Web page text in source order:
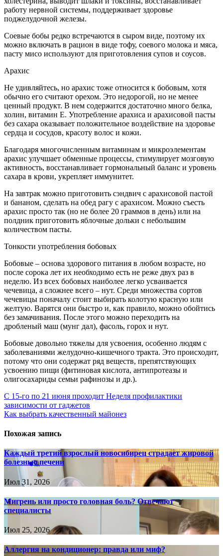
работу нервной системы, поддерживает здоровье
поджелудочной железы.
Соевые бобы редко встречаются в сыром виде, поэтому их
можно включать в рацион в виде тофу, соевого молока и мяса,
пасту мисо используют для приготовления супов и соусов.
Арахис
Не удивляйтесь, но арахис тоже относится к бобовым, хотя
обычно его считают орехом. Это недорогой, но не менее
ценный продукт. В нем содержится достаточно много белка,
холин, витамин Е. Употребление арахиса и арахисовой пасты
без сахара оказывает положительное воздействие на здоровье
сердца и сосудов, красоту волос и кожи.
Благодаря многочисленным витаминам и микроэлементам
арахис улучшает обменные процессы, стимулирует мозговую
активность, восстанавливает гормональный баланс и уровень
сахара в крови, укрепляет иммунитет.
На завтрак можно приготовить сэндвич с арахисовой пастой
и бананом, сделать на обед рагу с арахисом. Можно съесть
арахис просто так (но не более 20 граммов в день) или на
полдник приготовить яблочные дольки с небольшим
количеством пасты.
Тонкости употребления бобовых
Бобовые – основа здорового питания в любом возрасте, но
после сорока лет их необходимо есть не реже двух раз в
неделю. Из всех бобовых наиболее легко усваивается
чечевица, а сложнее всего – нут. Среди множества сортов
чечевицы поначалу стоит выбирать колотую красную или
желтую. Варятся они быстро и, как правило, можно обойтись
без замачивания. После этого можно переходить на
дробленый маш (мунг дал), фасоль, горох и нут.
Бобовые довольно тяжелы для усвоения, особенно людям с
заболеваниями желудочно-кишечного тракта. Это происходит,
потому что они содержат ряд веществ, препятствующих
усвоению пищи (фитиновая кислота, антипротеазы и
олигосахариды семьи рафинозы и др.).
Навигация
по
С 15-го по 21 июня проходит Неделя профилактики
зависимости от гаджетов
Как выбрать качественный майонез
Похожая запись
Каждый третий взрослый новосибирец страдает жировой
болезнью печени
Июл 31, 2026
Мигрень или просто головная боль? Отвечают
специалисты
Июл 25, 2026
Аллергия на кондиционер: правда или миф?